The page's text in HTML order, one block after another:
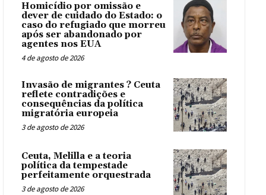
Homicídio por omissão e
dever de cuidado do Estado: o
caso do refugiado que morreu
após ser abandonado por
agentes nos EUA
4 de agosto de 2026
Invasão de migrantes ? Ceuta
reflete contradições e
consequências da política
migratória europeia
3 de agosto de 2026
Ceuta, Melilla e a teoria
política da tempestade
perfeitamente orquestrada
3 de agosto de 2026